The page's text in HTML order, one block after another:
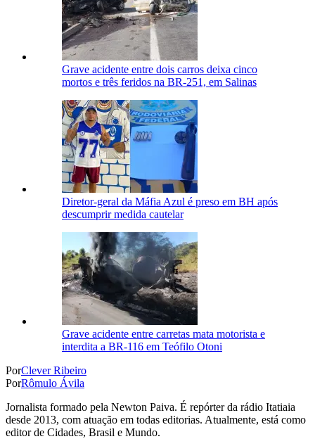
Grave acidente entre dois carros deixa cinco
mortos e três feridos na BR-251, em Salinas
Diretor-geral da Máfia Azul é preso em BH após
descumprir medida cautelar
Grave acidente entre carretas mata motorista e
interdita a BR-116 em Teófilo Otoni
PorClever Ribeiro
PorRômulo Ávila
Jornalista formado pela Newton Paiva. É repórter da rádio Itatiaia
desde 2013, com atuação em todas editorias. Atualmente, está como
editor de Cidades, Brasil e Mundo.